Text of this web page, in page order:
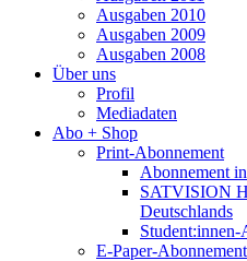
Ausgaben 2010
Ausgaben 2009
Ausgaben 2008
Über uns
Profil
Mediadaten
Abo + Shop
Print-Abonnement
Abonnement
SATVISION
Deutschlands
Student:innen-
E-Paper-Abonnement